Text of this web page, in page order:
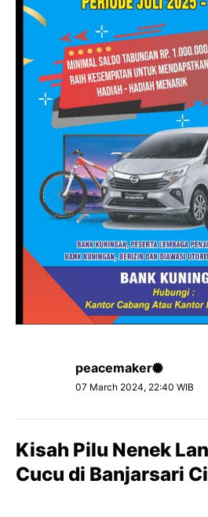
peacemaker
07 March 2024, 22:40 WIB
Kisah Pilu Nenek
Cucu di Banjarsari